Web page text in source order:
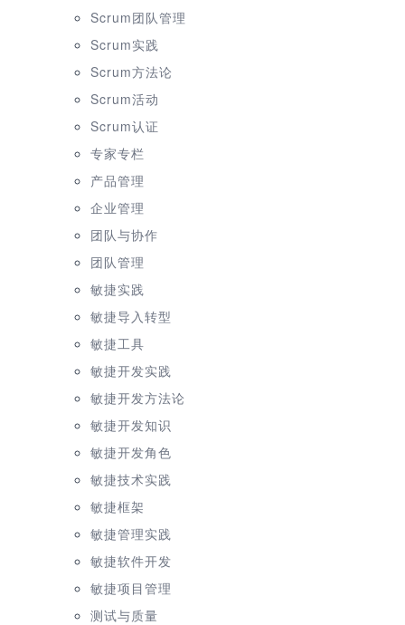
Scrum团队管理
Scrum实践
Scrum方法论
Scrum活动
Scrum认证
专家专栏
产品管理
企业管理
团队与协作
团队管理
敏捷实践
敏捷导入转型
敏捷工具
敏捷开发实践
敏捷开发方法论
敏捷开发知识
敏捷开发角色
敏捷技术实践
敏捷框架
敏捷管理实践
敏捷软件开发
敏捷项目管理
测试与质量